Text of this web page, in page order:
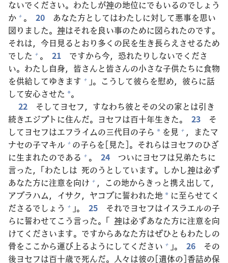
ないでください。わたしが神の地位にでもいるのでしょう
か + 。 20 あなた方としてはわたしに対して悪事を思い
図りました。 神はそれを 良い事のために図られたのです。
それは， 今日 見るとおり多くの民を生き長らえさせるため
でした + 。 21 ですから今， 恐れたりしないでくださ
い。わたし自身， 皆さんと皆さんの小さな子供たちに食物
を供給してゆきます + 」。こうして彼らを慰め， 彼らに話
して安心させた *。
22
そしてヨセフ，すなわち彼とその父の家とは引き
続きエジプトに住んだ。ヨセフは百十年生きた。 23
そ
してヨセフはエフライムの三代目の子ら * を 見 + ，またマ
ナセの子マキル + の子らを[見た]。それらはヨセフのひざ
に生まれたのである + 。 24 ついにヨセフは兄弟たちに
言った，「わたしは 死のうとしています。しかし神は必ず
あなた方に注意を向け + ，この地からきっと携え出して，
アブラハム，イサク，ヤコブに誓われた地 * に至らせてく
ださるでしょう + 」。 25 それでヨセフはイスラエルの子
らに誓わせてこう言った。「 神は必ずあなた方に注意を向
けてくださいます。ですからあなた方はぜひともわたしの
骨をここから運び 上るようにしてください + 」。 26
その
後ヨセフは百十歳で死んだ。 人々 は彼の[遺体の]香詰め保